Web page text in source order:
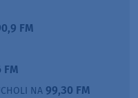
FM
FM
NA 99,30 FM